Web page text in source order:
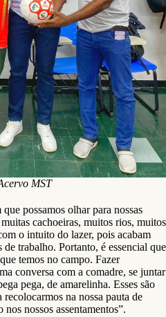
MST
possamos olhar para nossas
cachoeiras, muitos rios, muitos
o intuito do lazer, pois acabam
trabalho. Portanto, é essencial que
temos no campo. Fazer
conversa com a comadre, se juntar
pega, de amarelinha. Esses são
na nossa pauta de
nossos assentamentos”.